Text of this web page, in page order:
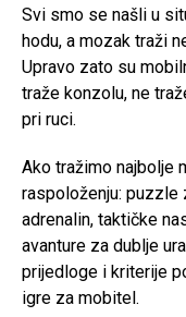
Svi smo se našli u
hodu, a mozak traži
Upravo zato su
traže konzolu, ne
pri ruci.
Ako tražimo najbolje
raspoloženju: puzzle
adrenalin, taktičke
avanture za dublje
prijedloge i kriterije
igre za mobitel.